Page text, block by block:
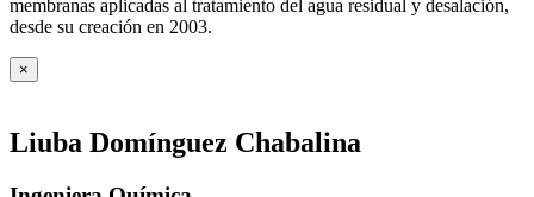
membranas aplicadas al tratamiento del agua residual y desalación,
desde su creación en 2003.
×
Liuba Domínguez Chabalina